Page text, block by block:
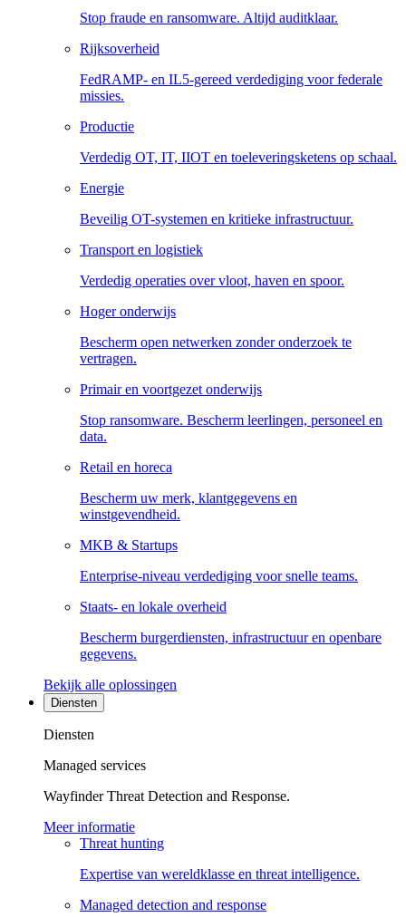
Stop fraude en ransomware. Altijd auditklaar.
Rijksoverheid
FedRAMP- en IL5-gereed verdediging voor federale
missies.
Productie
Verdedig OT, IT, IIOT en toeleveringsketens op schaal.
Energie
Beveilig OT-systemen en kritieke infrastructuur.
Transport en logistiek
Verdedig operaties over vloot, haven en spoor.
Hoger onderwijs
Bescherm open netwerken zonder onderzoek te
vertragen.
Primair en voortgezet onderwijs
Stop ransomware. Bescherm leerlingen, personeel en
data.
Retail en horeca
Bescherm uw merk, klantgegevens en
winstgevendheid.
MKB & Startups
Enterprise-niveau verdediging voor snelle teams.
Staats- en lokale overheid
Bescherm burgerdiensten, infrastructuur en openbare
gegevens.
Bekijk alle oplossingen
Diensten
Diensten
Managed services
Wayfinder Threat Detection and Response.
Meer informatie
Threat hunting
Expertise van wereldklasse en threat intelligence.
Managed detection and response